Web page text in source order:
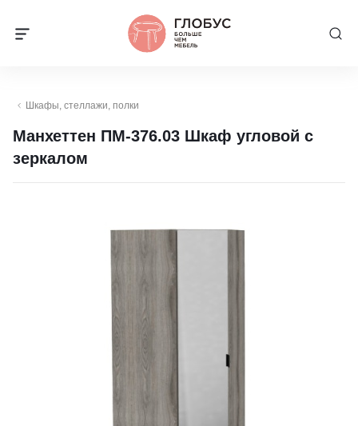
Шкафы, стеллажи, полки
Манхеттен ПМ-376.03 Шкаф угловой с
зеркалом